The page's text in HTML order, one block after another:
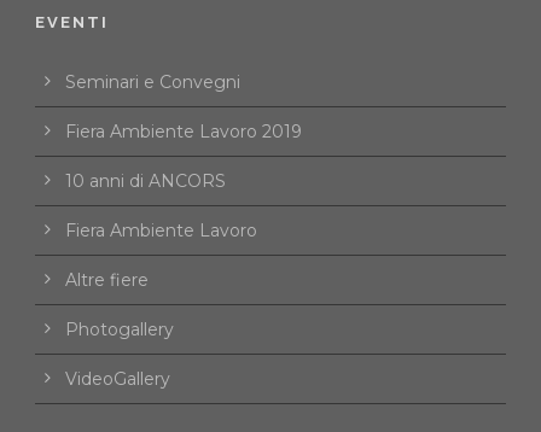
EVENTI
Seminari e Convegni
Fiera Ambiente Lavoro 2019
10 anni di ANCORS
Fiera Ambiente Lavoro
Altre fiere
Photogallery
VideoGallery